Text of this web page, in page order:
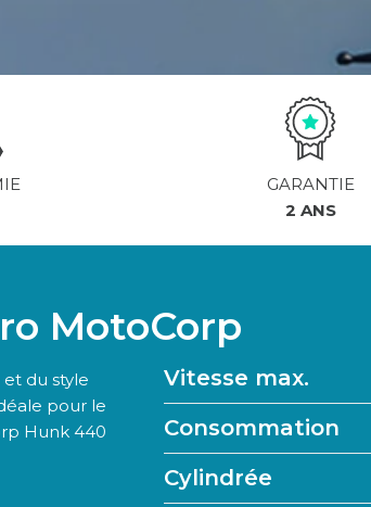
GARANTIE
2 ANS
MotoCorp
du style
pour le
Hunk 440
Vitesse max.
Consommation
Cylindrée